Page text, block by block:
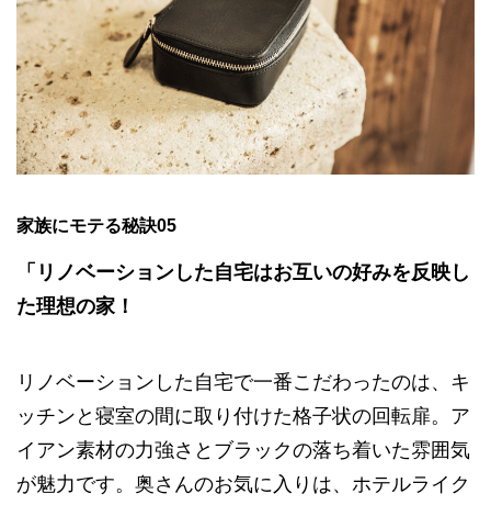
家族にモテる秘訣05
「リノベーションした自宅はお互いの好みを反映し
た理想の家！
リノベーションした自宅で一番こだわったのは、キ
ッチンと寝室の間に取り付けた格子状の回転扉。ア
イアン素材の力強さとブラックの落ち着いた雰囲気
が魅力です。奥さんのお気に入りは、ホテルライク